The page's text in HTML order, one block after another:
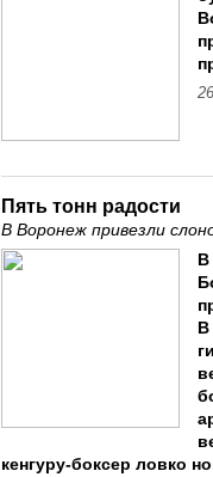
Пять тонн радости
В Воронеж привезли
кенгуру-боксер ловко